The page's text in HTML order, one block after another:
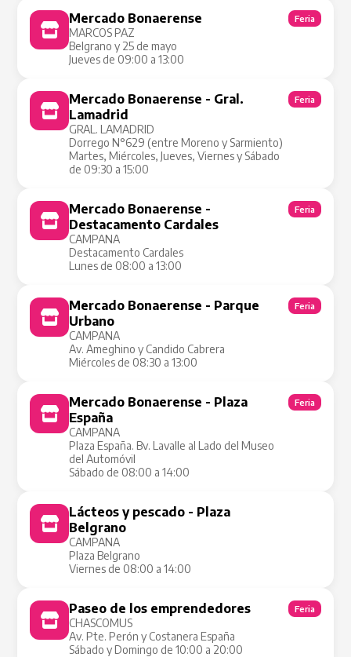
Mercado Bonaerense
MARCOS PAZ
Belgrano y 25 de mayo
Jueves de 09:00 a 13:00
Feria
Mercado Bonaerense - Gral.
Lamadrid
GRAL. LAMADRID
Dorrego N°629 (entre Moreno y Sarmiento)
Martes, Miércoles, Jueves, Viernes y Sábado
de 09:30 a 15:00
Feria
Mercado Bonaerense -
Destacamento Cardales
CAMPANA
Destacamento Cardales
Lunes de 08:00 a 13:00
Feria
Mercado Bonaerense - Parque
Urbano
CAMPANA
Av. Ameghino y Candido Cabrera
Miércoles de 08:30 a 13:00
Feria
Mercado Bonaerense - Plaza
España
CAMPANA
Plaza España. Bv. Lavalle al Lado del Museo
del Automóvil
Sábado de 08:00 a 14:00
Feria
Lácteos y pescado - Plaza
Belgrano
CAMPANA
Plaza Belgrano
Viernes de 08:00 a 14:00
Paseo de los emprendedores
CHASCOMUS
Av. Pte. Perón y Costanera España
Sábado y Domingo de 10:00 a 20:00
Feria